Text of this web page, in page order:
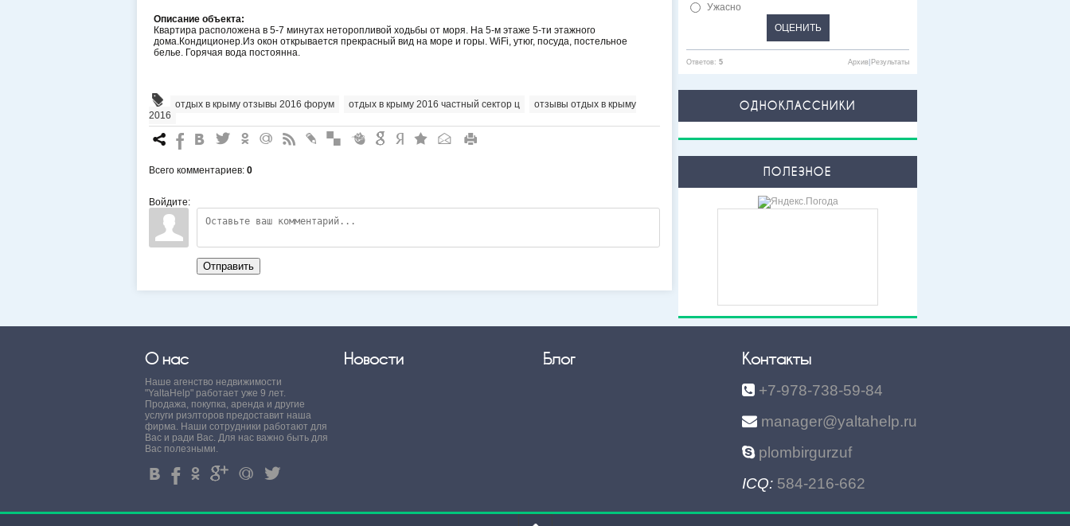
Описание объекта:
Квартира расположена в 5-7 минутах неторопливой ходьбы от моря. На 5-м этаже 5-ти этажного
дома.Кондиционер.Из окон открывается прекрасный вид на море и горы. WiFi, утюг, посуда, постельное
белье. Горячая вода постоянна.
отдых в крыму отзывы 2016 форум отдых в крыму 2016 частный сектор ц
отзывы отдых в крыму
2016
7 % 4 3 . + 0 * # " & 6 Q P R
Всего комментариев: 0
Войдите:
Отправить
Ужасно
Ответов: 5 Результаты
Архив
ОДНОКЛАССНИКИ
ПОЛЕЗНОЕ
О нас
Наше агенство недвижимости
"YaltaHelp" работает уже 9 лет.
Продажа, покупка, аренда и другие
услуги риэлторов предоставит наша
фирма. Наши сотрудники работают для
Вас и ради Вас. Для нас важно быть для
Вас полезными.
4 % . ' + 3
Новости Блог Контакты
+7-978-738-59-84
manager@yaltahelp.ru
plombirgurzuf
ICQ: 584-216-662